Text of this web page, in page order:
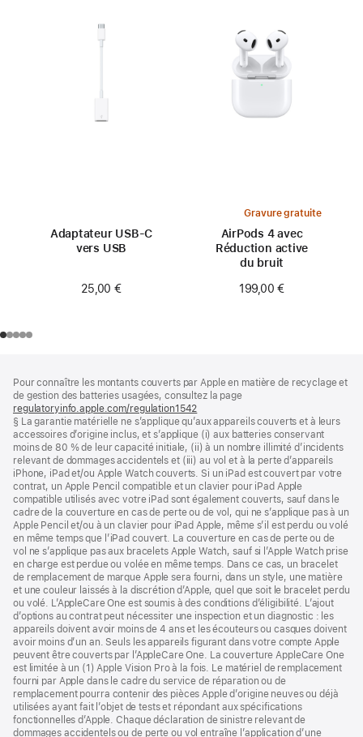
Adaptateur USB-C
vers USB
25,00 €
Gravure gratuite
AirPods 4 avec
Réduction active
du bruit
199,00 €
de
page
de
bas
de
page
Pour connaître les montants couverts par Apple en matière de recyclage et
de gestion des batteries usagées, consultez la page
regulatoryinfo.apple.com/regulation1542
dans
une
nouvelle
fenêtre)
§ La garantie matérielle ne s’applique qu’aux appareils couverts et à leurs
accessoires d’origine inclus, et s’applique (i) aux batteries conservant
moins de 80 % de leur capacité initiale, (ii) à un nombre illimité d’incidents
relevant de dommages accidentels et (iii) au vol et à la perte d’appareils
iPhone, iPad et/ou Apple Watch couverts. Si un iPad est couvert par votre
contrat, un Apple Pencil compatible et un clavier pour iPad Apple
compatible utilisés avec votre iPad sont également couverts, sauf dans le
cadre de la couverture en cas de perte ou de vol, qui ne s’applique pas à un
Apple Pencil et/ou à un clavier pour iPad Apple, même s’il est perdu ou volé
en même temps que l’iPad couvert. La couverture en cas de perte ou de
vol ne s’applique pas aux bracelets Apple Watch, sauf si l’Apple Watch prise
en charge est perdue ou volée en même temps. Dans ce cas, un bracelet
de remplacement de marque Apple sera fourni, dans un style, une matière
et une couleur laissés à la discrétion d’Apple, quel que soit le bracelet perdu
ou volé. L’AppleCare One est soumis à des conditions d’éligibilité. L’ajout
d’options au contrat peut nécessiter une inspection et un diagnostic : les
appareils doivent avoir moins de 4 ans et les écouteurs ou casques doivent
avoir moins d’un an. Seuls les appareils figurant dans votre compte Apple
peuvent être couverts par l’AppleCare One. La couverture AppleCare One
est limitée à un (1) Apple Vision Pro à la fois. Le matériel de remplacement
fourni par Apple dans le cadre du service de réparation ou de
remplacement pourra contenir des pièces Apple d’origine neuves ou déjà
utilisées ayant fait l’objet de tests et répondant aux spécifications
fonctionnelles d’Apple. Chaque déclaration de sinistre relevant de
dommages accidentels ou de perte ou vol entraîne l’application d’une